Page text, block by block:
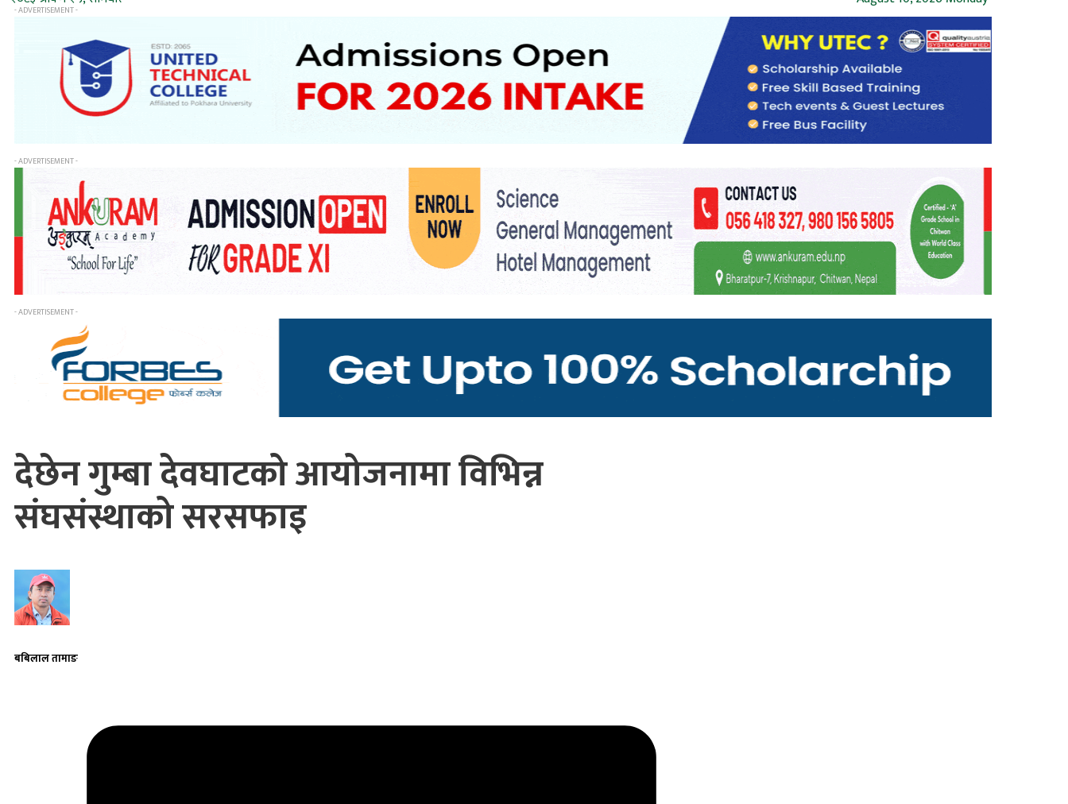
- ADVERTISEMENT -
- ADVERTISEMENT -
- ADVERTISEMENT -
देछेन गुम्बा देवघाटको आयोजनामा विभिन्न
संघसंस्थाको सरसफाइ
बबिलाल तामाङ